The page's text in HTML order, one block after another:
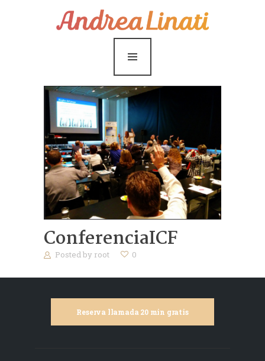
¿Cómo funciona?
Servicios
Coaching Gratis
Conóceme
Contáctame
Blog
ConferenciaICF
Posted by root 0
Reserva llamada 20 min gratis